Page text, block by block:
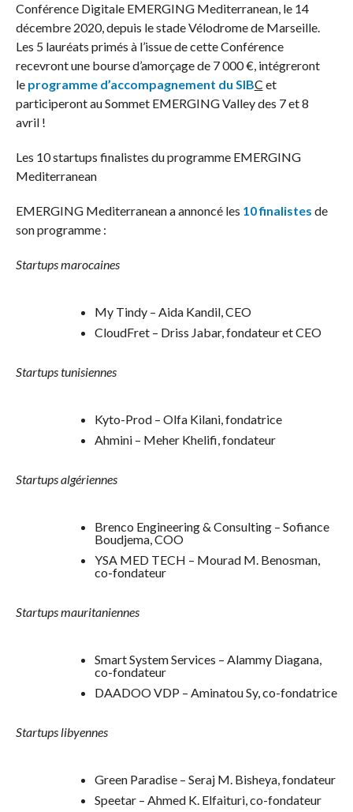
Conférence Digitale EMERGING Mediterranean, le 14
décembre 2020, depuis le stade Vélodrome de Marseille.
Les 5 lauréats primés à l’issue de cette Conférence
recevront une bourse d’amorçage de 7 000 €, intégreront
le programme d’accompagnement du SIBC et
participeront au Sommet EMERGING Valley des 7 et 8
avril !
Les 10 startups finalistes du programme EMERGING
Mediterranean
EMERGING Mediterranean a annoncé les 10 finalistes de
son programme :
Startups marocaines
My Tindy – Aida Kandil, CEO
CloudFret – Driss Jabar, fondateur et CEO
Startups tunisiennes
Kyto-Prod – Olfa Kilani, fondatrice
Ahmini – Meher Khelifi, fondateur
Startups algériennes
Brenco Engineering & Consulting – Sofiance
Boudjema, COO
YSA MED TECH – Mourad M. Benosman,
co-fondateur
Startups mauritaniennes
Smart System Services – Alammy Diagana,
co-fondateur
DAADOO VDP – Aminatou Sy, co-fondatrice
Startups libyennes
Green Paradise – Seraj M. Bisheya, fondateur
Speetar – Ahmed K. Elfaituri, co-fondateur